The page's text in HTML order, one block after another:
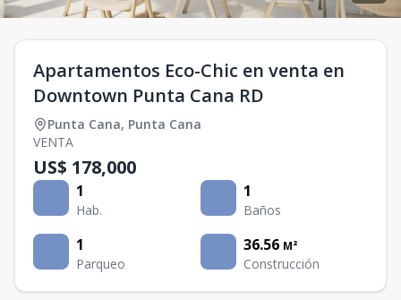
Apartamentos Eco-Chic en venta en
Downtown Punta Cana RD
Punta Cana, Punta Cana
VENTA
US$ 178,000
1
Hab.
1
Baños
1
Parqueo
36.56 M²
Construcción